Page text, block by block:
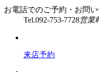
お電話でのご予約・お問
Tel.092-753-7728営業
来店予約